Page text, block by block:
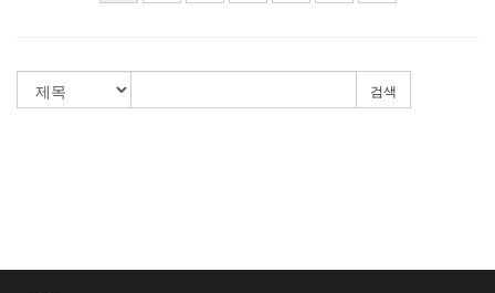
검색